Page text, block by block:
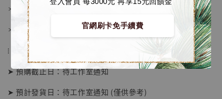
官網刷卡免手續費
＊ 國際運費另計
＊ 刷卡免手續費
⁝
➤ 預購截止日：待工作室通知
➤ 預計發貨日：待工作室通知 (僅供參考)